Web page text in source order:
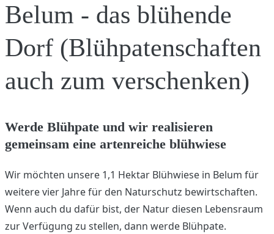
Belum - das blühende
Dorf (Blühpatenschaften
auch zum verschenken)
Werde Blühpate und wir realisieren
gemeinsam eine artenreiche blühwiese
Wir möchten unsere 1,1 Hektar Blühwiese in Belum für
weitere vier Jahre für den Naturschutz bewirtschaften.
Wenn auch du dafür bist, der Natur diesen Lebensraum
zur Verfügung zu stellen, dann werde Blühpate.